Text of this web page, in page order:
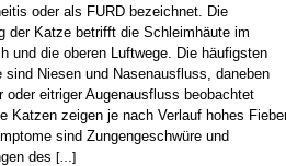
oder als FURD bezeichnet. Die
der Katze betrifft die Schleimhäute im
und die oberen Luftwege. Die häufigsten
sind Niesen und Nasenausfluss, daneben
oder eitriger Augenausfluss beobachtet
Katzen zeigen je nach Verlauf hohes
sind Zungengeschwüre und
des […]